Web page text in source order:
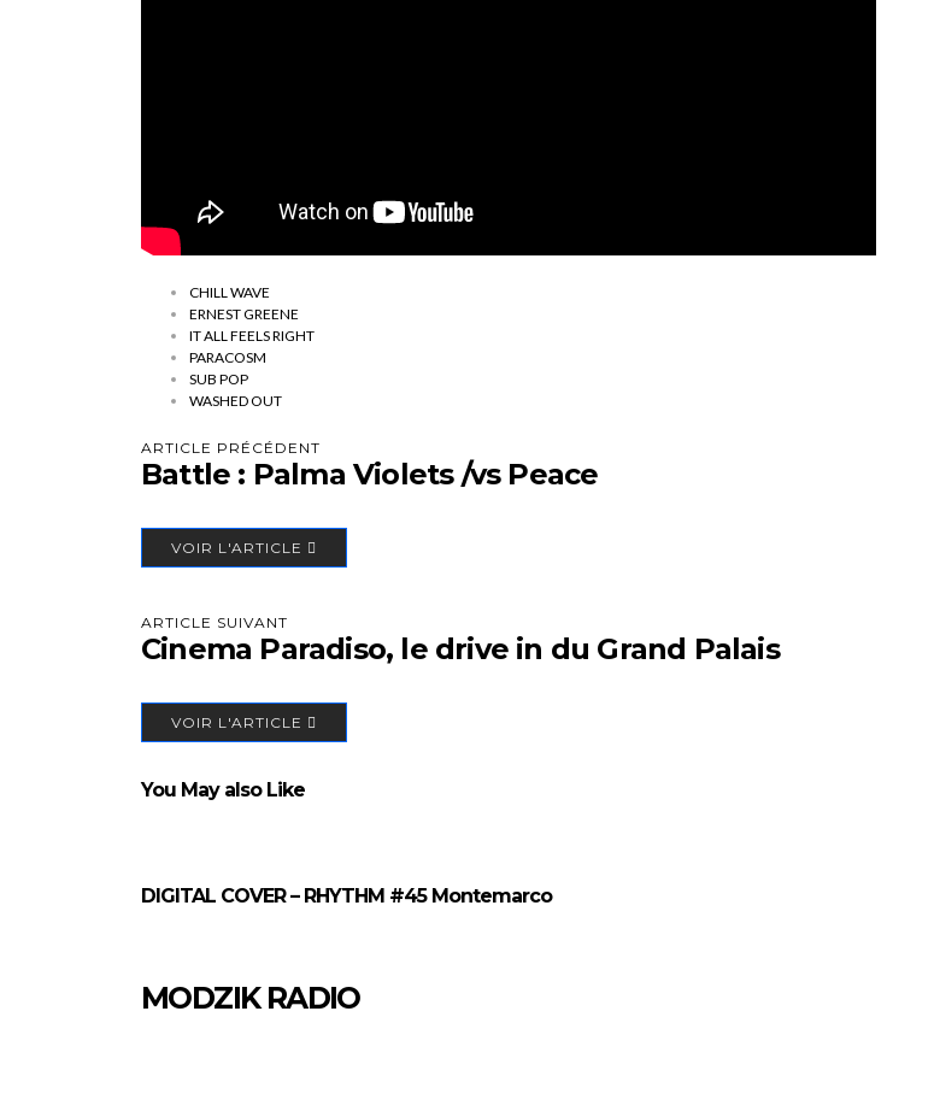
CHILL WAVE
ERNEST GREENE
IT ALL FEELS RIGHT
PARACOSM
SUB POP
WASHED OUT
ARTICLE PRÉCÉDENT
Battle : Palma Violets /vs Peace
VOIR L'ARTICLE
ARTICLE SUIVANT
Cinema Paradiso, le drive in du Grand Palais
VOIR L'ARTICLE
You May also Like
DIGITAL COVER – RHYTHM #45 Montemarco
MODZIK RADIO